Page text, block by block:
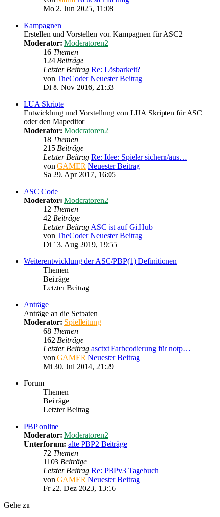
Mo 2. Jun 2025, 11:08
Kampagnen
Erstellen und Vorstellen von Kampagnen für ASC2
Moderator: Moderatoren2
16 Themen
124 Beiträge
Letzter Beitrag Re: Lösbarkeit?
von TheCoder Neuester Beitrag
Di 8. Nov 2016, 21:33
LUA Skripte
Entwicklung und Vorstellung von LUA Skripten für ASC
oder den Mapeditor
Moderator: Moderatoren2
18 Themen
215 Beiträge
Letzter Beitrag Re: Idee: Spieler sichern/aus…
von GAMER Neuester Beitrag
Sa 29. Apr 2017, 16:05
ASC Code
Moderator: Moderatoren2
12 Themen
42 Beiträge
Letzter Beitrag ASC ist auf GitHub
von TheCoder Neuester Beitrag
Di 13. Aug 2019, 19:55
Weiterentwicklung der ASC/PBP(1) Definitionen
Themen
Beiträge
Letzter Beitrag
Anträge
Anträge an die Setpaten
Moderator: Spielleitung
68 Themen
162 Beiträge
Letzter Beitrag asctxt Farbcodierung für notp…
von GAMER Neuester Beitrag
Mi 30. Jul 2014, 21:29
Forum
Themen
Beiträge
Letzter Beitrag
PBP online
Moderator: Moderatoren2
Unterforum: alte PBP2 Beiträge
72 Themen
1103 Beiträge
Letzter Beitrag Re: PBPv3 Tagebuch
von GAMER Neuester Beitrag
Fr 22. Dez 2023, 13:16
Gehe zu